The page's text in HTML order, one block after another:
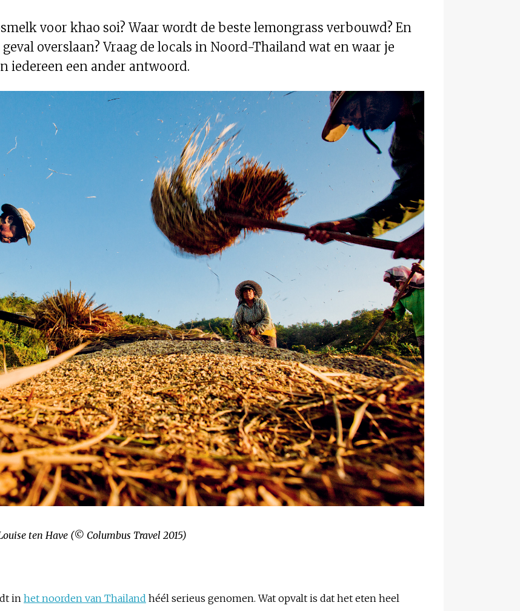
voor khao soi? Waar wordt de beste lemongrass verbouwd? En
overslaan? Vraag de locals in Noord-Thailand wat en waar je
iedereen een ander antwoord.
ten Have (© Columbus Travel 2015)
in het noorden van Thailand héél serieus genomen. Wat opvalt is dat het eten heel